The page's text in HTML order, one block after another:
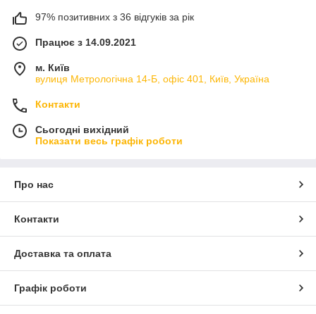
97% позитивних з 36 відгуків за рік
Працює з 14.09.2021
м. Київ
вулиця Метрологічна 14-Б, офіс 401, Київ, Україна
Контакти
Сьогодні вихідний
Показати весь графік роботи
Про нас
Контакти
Доставка та оплата
Графік роботи